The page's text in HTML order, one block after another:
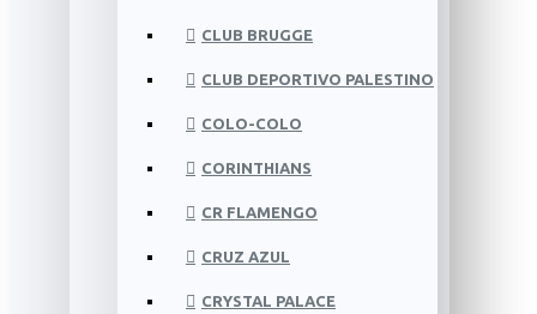
CLUB BRUGGE
CLUB DEPORTIVO PALESTINO
COLO-COLO
CORINTHIANS
CR FLAMENGO
CRUZ AZUL
CRYSTAL PALACE